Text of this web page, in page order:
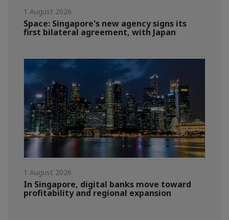
1 August 2026
Space: Singapore's new agency signs its
first bilateral agreement, with Japan
1 August 2026
In Singapore, digital banks move toward
profitability and regional expansion